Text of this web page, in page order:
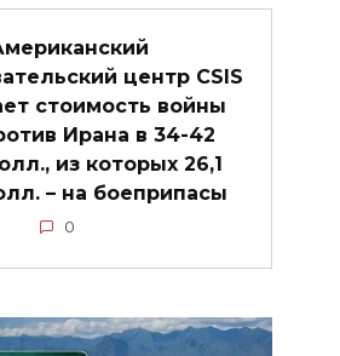
центр CSIS
стоимость войны
Ирана в 34-42
из которых 26,1
– на боеприпасы
0